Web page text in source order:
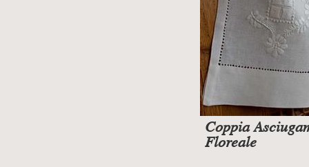
Coppia
Floreale